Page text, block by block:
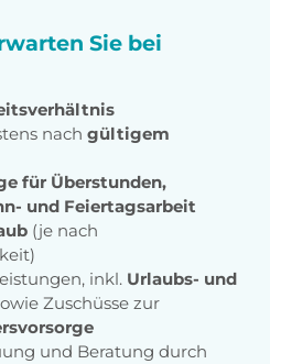
Sie bei
nach gültigem
für Überstunden,
und Feiertagsarbeit
(je nach
inkl. Urlaubs- und
Zuschüsse zur
und Beratung durch